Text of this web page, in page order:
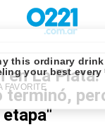
Marta Cohen
en La Plata:
terminó,